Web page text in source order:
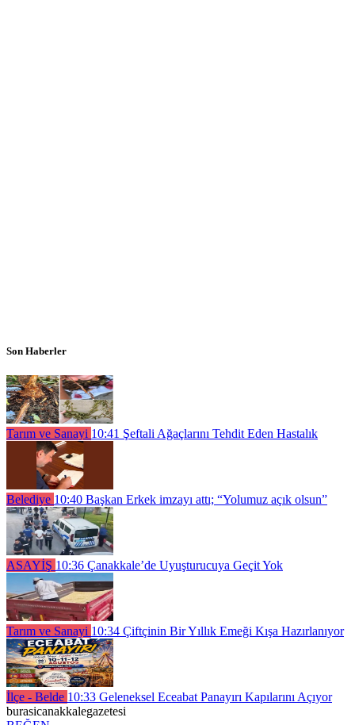
Son Haberler
Tarım ve Sanayi 10:41 Şeftali Ağaçlarını Tehdit Eden Hastalık
Belediye 10:40 Başkan Erkek imzayı attı; “Yolumuz açık olsun”
ASAYİŞ 10:36 Çanakkale’de Uyuşturucuya Geçit Yok
Tarım ve Sanayi 10:34 Çiftçinin Bir Yıllık Emeği Kışa Hazırlanıyor
İlçe - Belde 10:33 Geleneksel Eceabat Panayırı Kapılarını Açıyor
burasicanakkalegazetesi